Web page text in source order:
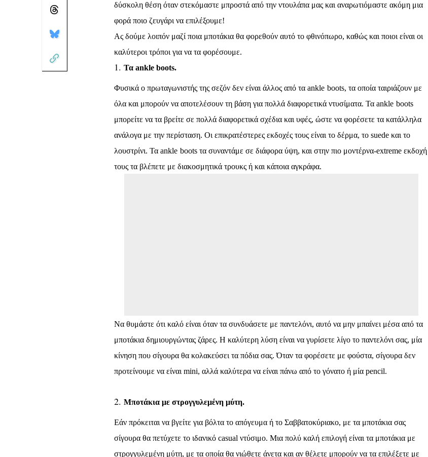
δύσκολη θέση όταν στεκόμαστε μπροστά από την ντουλάπα μας και αναρωτιόμαστε ακόμη μια
φορά ποιο ζευγάρι να επιλέξουμε!
Ας δούμε λοιπόν μαζί ποια μποτάκια θα φορεθούν αυτό το φθινόπωρο, καθώς και ποιοι είναι οι
καλύτεροι τρόποι για να τα φορέσουμε.
Τα ankle boots.
Φυσικά ο πρωταγωνιστής της σεζόν δεν είναι άλλος από τα ankle boots, τα οποία ταιριάζουν με
όλα και μπορούν να αποτελέσουν τη βάση για πολλά διαφορετικά ντυσίματα. Τα ankle boots
μπορείτε να τα βρείτε σε πολλά διαφορετικά σχέδια και υφές, ώστε να φορέσετε τα κατάλληλα
ανάλογα με την περίσταση. Οι επικρατέστερες εκδοχές τους είναι το δέρμα, το suedeκαι το
λουστρίνι. Τα ankle bootsτα συναντάμε σε διάφορα ύψη, και στην πιο μοντέρνα-extremeεκδοχή
τους τα βλέπετε με διακοσμητικά τρουκς ή και κάποια αγκράφα.
Να θυμάστε ότι καλό είναι όταν τα συνδυάσετε με παντελόνι, αυτό να μην μπαίνει μέσα από τα
μποτάκια δημιουργώντας ζάρες. Η καλύτερη λύση είναι να γυρίσετε λίγο το παντελόνι σας, μία
κίνηση που σίγουρα θα κολακεύσει τα πόδια σας. Όταν τα φορέσετε με φούστα, σίγουρα δεν
προτείνουμε να είναιmini, αλλά καλύτερα να είναι πάνω από το γόνατο ή μία pencil.
Μποτάκια με στρογγυλεμένη μύτη.
Εάν πρόκειται να βγείτε για βόλτα το απόγευμα ή το Σαββατοκύριακο, με τα μποτάκια σας
σίγουρα θα πετύχετε το ιδανικό casualντύσιμο. Μια πολύ καλή επιλογή είναι τα μποτάκια με
στρογγυλεμένη μύτη, με τα οποία θα νιώθετε άνετα και αν θέλετε μπορούν να τα επιλέξετε με